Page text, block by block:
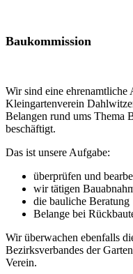
Baukommission
Wir sind eine ehrenamtliche
Kleingartenverein
Belangen rund ums Thema
beschäftigt.
Das ist unsere Aufgabe:
überprüfen und
wir tätigen
die bauliche Beratung
Belange bei
Wir überwachen ebenfalls
Bezirksverbandes der
Verein.